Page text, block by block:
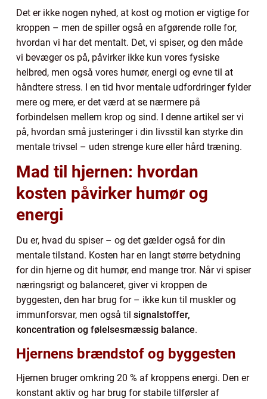
Det er ikke nogen nyhed, at kost og motion er vigtige for
kroppen – men de spiller også en afgørende rolle for,
hvordan vi har det mentalt. Det, vi spiser, og den måde
vi bevæger os på, påvirker ikke kun vores fysiske
helbred, men også vores humør, energi og evne til at
håndtere stress. I en tid hvor mentale udfordringer fylder
mere og mere, er det værd at se nærmere på
forbindelsen mellem krop og sind. I denne artikel ser vi
på, hvordan små justeringer i din livsstil kan styrke din
mentale trivsel – uden strenge kure eller hård træning.
Mad til hjernen: hvordan
kosten påvirker humør og
energi
Du er, hvad du spiser – og det gælder også for din
mentale tilstand. Kosten har en langt større betydning
for din hjerne og dit humør, end mange tror. Når vi spiser
næringsrigt og balanceret, giver vi kroppen de
byggesten, den har brug for – ikke kun til muskler og
immunforsvar, men også til signalstoffer,
koncentration og følelsesmæssig balance.
Hjernens brændstof og byggesten
Hjernen bruger omkring 20 % af kroppens energi. Den er
konstant aktiv og har brug for stabile tilførsler af